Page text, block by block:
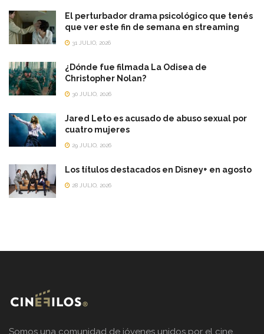
El perturbador drama psicológico que tenés
que ver este fin de semana en streaming
31 JULIO, 2026
¿Dónde fue filmada La Odisea de
Christopher Nolan?
30 JULIO, 2026
Jared Leto es acusado de abuso sexual por
cuatro mujeres
29 JULIO, 2026
Los títulos destacados en Disney+ en agosto
28 JULIO, 2026
Somos una comunidad de jóvenes unidos por el cine.